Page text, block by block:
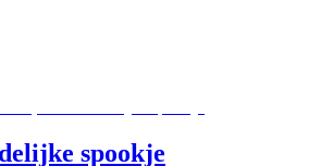
spookje